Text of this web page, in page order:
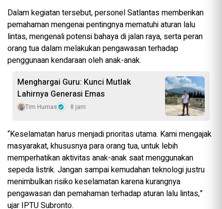
Dalam kegiatan tersebut, personel Satlantas memberikan
pemahaman mengenai pentingnya mematuhi aturan lalu
lintas, mengenali potensi bahaya di jalan raya, serta peran
orang tua dalam melakukan pengawasan terhadap
penggunaan kendaraan oleh anak-anak.
Menghargai Guru: Kunci Mutlak
Lahirnya Generasi Emas
Tim Humas 8 jam
“Keselamatan harus menjadi prioritas utama. Kami mengajak
masyarakat, khususnya para orang tua, untuk lebih
memperhatikan aktivitas anak-anak saat menggunakan
sepeda listrik. Jangan sampai kemudahan teknologi justru
menimbulkan risiko keselamatan karena kurangnya
pengawasan dan pemahaman terhadap aturan lalu lintas,”
ujar IPTU Subronto.